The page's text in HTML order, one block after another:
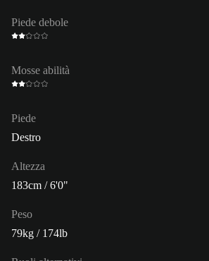
Piede debole
Mosse abilità
Piede
Destro
Altezza
183cm / 6'0"
Peso
79kg / 174lb